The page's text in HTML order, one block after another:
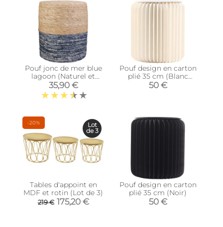
Pouf jonc de mer blue
lagoon (Naturel et
bleu)
35,90 €
Pouf design en carton
plié 35 cm (Blanc
cassé)
50 €
-20%
Tables d'appoint en
MDF et rotin (Lot de 3)
219 € 175,20 €
Lot
de 3
Pouf design en carton
plié 35 cm (Noir)
50 €